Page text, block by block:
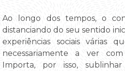
Ao longo dos tempos, o
distanciando do seu sentido
experiências sociais várias
necessariamente a ver
Importa, por isso,